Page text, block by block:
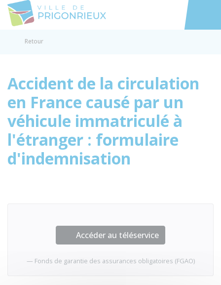
Accéder
Retour
Accident de la circulation
en France causé par un
véhicule immatriculé à
l'étranger : formulaire
d'indemnisation
Accéder au téléservice
Fonds de garantie des assurances obligatoires (FGAO)